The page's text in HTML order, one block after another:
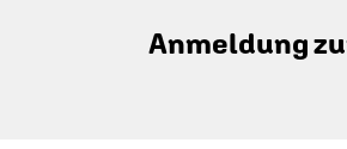
Anmeldung